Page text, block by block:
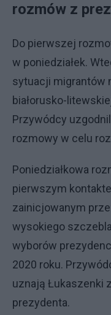
rozmów z
Do pierwszej
w poniedziałek.
sytuacji migrantów
białorusko-
Przywódcy
rozmowy w celu
Poniedziałkowa
pierwszym
zainicjowanym
wysokiego
wyborów
2020 roku.
uznają Łukaszenki
prezydenta.